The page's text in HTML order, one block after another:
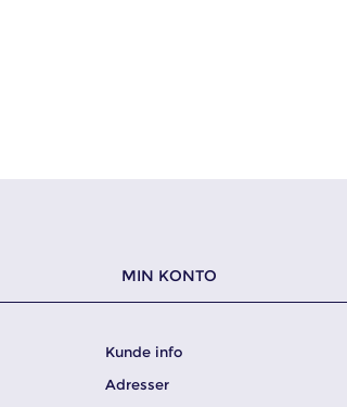
MIN KONTO
Kunde info
Adresser